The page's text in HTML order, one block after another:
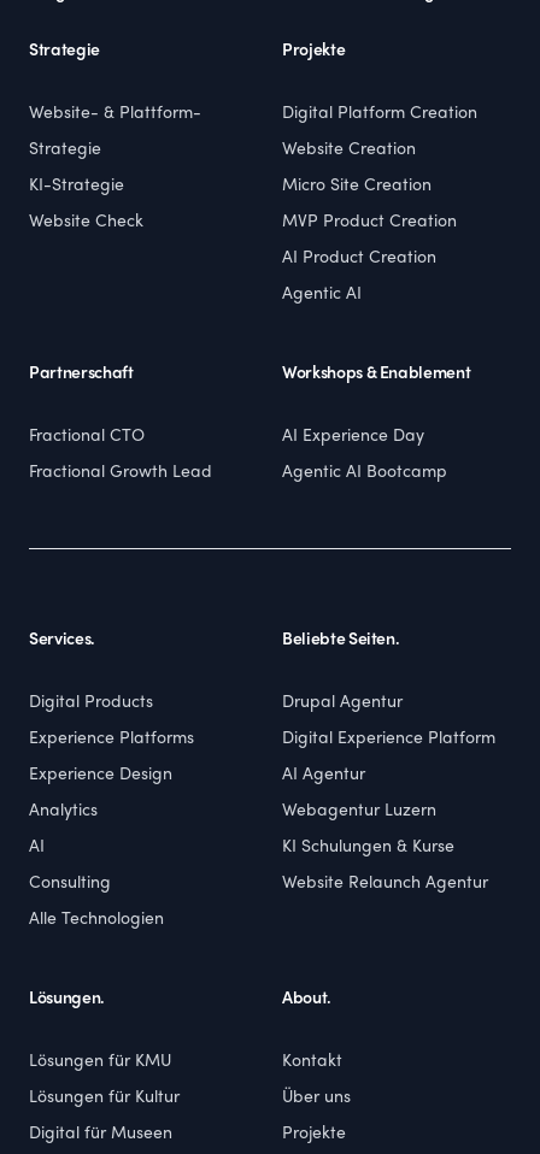
Strategie
Website- & Plattform-
Strategie
KI-Strategie
Website Check
Projekte
Digital Platform Creation
Website Creation
Micro Site Creation
MVP Product Creation
AI Product Creation
Agentic AI
Partnerschaft
Fractional CTO
Fractional Growth Lead
Workshops & Enablement
AI Experience Day
Agentic AI Bootcamp
Services.
Digital Products
Experience Platforms
Experience Design
Analytics
AI
Consulting
Alle Technologien
Beliebte Seiten.
Drupal Agentur
Digital Experience Platform
AI Agentur
Webagentur Luzern
KI Schulungen & Kurse
Website Relaunch Agentur
Lösungen.
Lösungen für KMU
Lösungen für Kultur
Digital für Museen
About.
Kontakt
Über uns
Projekte